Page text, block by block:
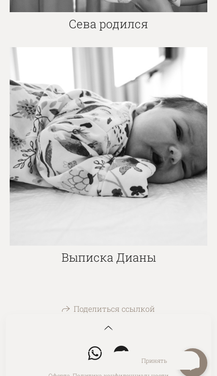
Сева родился
Выписка Дианы
Поделиться ссылкой
На сайте используются файлы cookie для работы сайта
Принять